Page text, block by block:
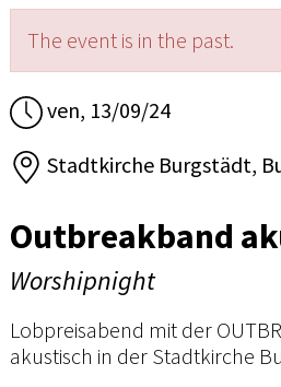
The event is in the past.
ven, 13/09/24
Stadtkirche Burgstädt,
Outbreakband
Worshipnight
Lobpreisabend mit der
akustisch in der Stadtkirche